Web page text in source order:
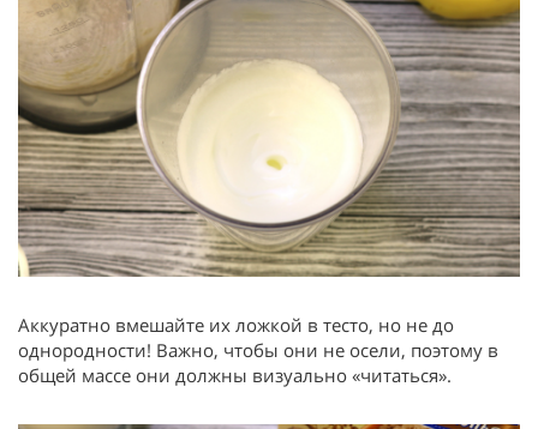
Аккуратно вмешайте их ложкой в тесто, но не до
однородности! Важно, чтобы они не осели, поэтому в
общей массе они должны визуально «читаться».